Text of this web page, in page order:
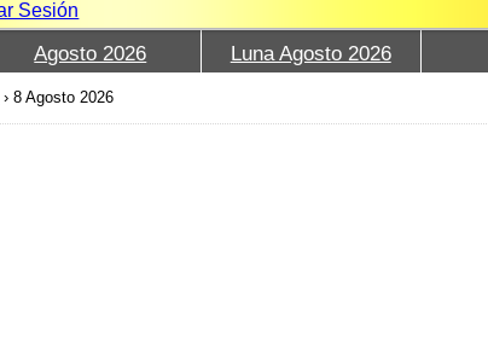
Sesión
Agosto 2026 Luna Agosto 2026
›8 Agosto 2026